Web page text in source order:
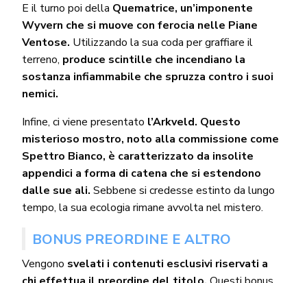
E il turno poi della Quematrice, un’imponente
Wyvern che si muove con ferocia nelle Piane
Ventose. Utilizzando la sua coda per graffiare il
terreno, produce scintille che incendiano la
sostanza infiammabile che spruzza contro i suoi
nemici.
Infine, ci viene presentato l’Arkveld. Questo
misterioso mostro, noto alla commissione come
Spettro Bianco, è caratterizzato da insolite
appendici a forma di catena che si estendono
dalle sue ali. Sebbene si credesse estinto da lungo
tempo, la sua ecologia rimane avvolta nel mistero.
BONUS PREORDINE E ALTRO
Vengono svelati i contenuti esclusivi riservati a